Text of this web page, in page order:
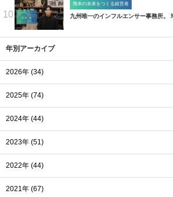
10
熊本の未来をつくる経営者
九州唯一のインフルエンサー事務所。
年別アーカイブ
2026年 (34)
2025年 (74)
2024年 (44)
2023年 (51)
2022年 (44)
2021年 (67)